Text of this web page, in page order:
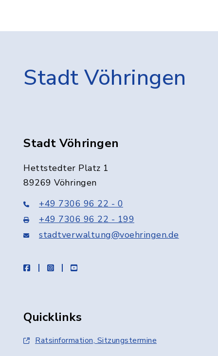
Stadt Vöhringen
Stadt Vöhringen
Hettstedter Platz 1
89269 Vöhringen
+49 7306 96 22 - 0
+49 7306 96 22 - 199
stadtverwaltung@voehringen.de
facebookinstagramyoutube
Quicklinks
Ratsinformation, Sitzungstermine